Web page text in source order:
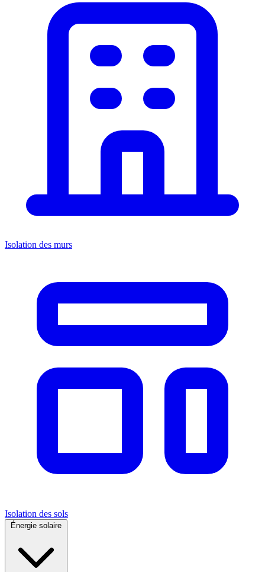
Isolation des murs
Isolation des sols